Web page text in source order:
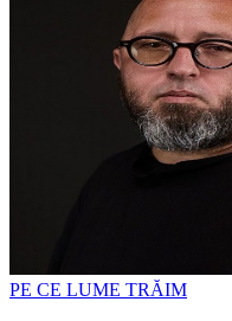
PE CE LUME TRĂIM